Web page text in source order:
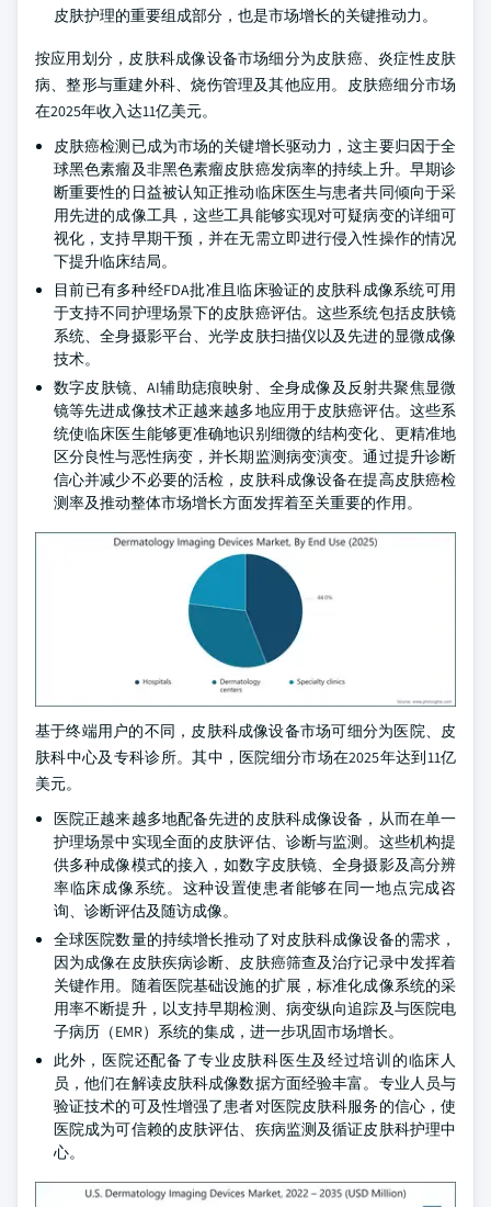
皮肤护理的重要组成部分，也是市场增长的关键推动力。
按应用划分，皮肤科成像设备市场细分为皮肤癌、炎症性皮肤
病、整形与重建外科、烧伤管理及其他应用。皮肤癌细分市场
在2025年收入达11亿美元。
皮肤癌检测已成为市场的关键增长驱动力，这主要归因于全
球黑色素瘤及非黑色素瘤皮肤癌发病率的持续上升。早期诊
断重要性的日益被认知正推动临床医生与患者共同倾向于采
用先进的成像工具，这些工具能够实现对可疑病变的详细可
视化，支持早期干预，并在无需立即进行侵入性操作的情况
下提升临床结局。
目前已有多种经FDA批准且临床验证的皮肤科成像系统可用
于支持不同护理场景下的皮肤癌评估。这些系统包括皮肤镜
系统、全身摄影平台、光学皮肤扫描仪以及先进的显微成像
技术。
数字皮肤镜、AI辅助痣痕映射、全身成像及反射共聚焦显微
镜等先进成像技术正越来越多地应用于皮肤癌评估。这些系
统使临床医生能够更准确地识别细微的结构变化、更精准地
区分良性与恶性病变，并长期监测病变演变。通过提升诊断
信心并减少不必要的活检，皮肤科成像设备在提高皮肤癌检
测率及推动整体市场增长方面发挥着至关重要的作用。
基于终端用户的不同，皮肤科成像设备市场可细分为医院、皮
肤科中心及专科诊所。其中，医院细分市场在2025年达到11亿
美元。
医院正越来越多地配备先进的皮肤科成像设备，从而在单一
护理场景中实现全面的皮肤评估、诊断与监测。这些机构提
供多种成像模式的接入，如数字皮肤镜、全身摄影及高分辨
率临床成像系统。这种设置使患者能够在同一地点完成咨
询、诊断评估及随访成像。
全球医院数量的持续增长推动了对皮肤科成像设备的需求，
因为成像在皮肤疾病诊断、皮肤癌筛查及治疗记录中发挥着
关键作用。随着医院基础设施的扩展，标准化成像系统的采
用率不断提升，以支持早期检测、病变纵向追踪及与医院电
子病历（EMR）系统的集成，进一步巩固市场增长。
此外，医院还配备了专业皮肤科医生及经过培训的临床人
员，他们在解读皮肤科成像数据方面经验丰富。专业人员与
验证技术的可及性增强了患者对医院皮肤科服务的信心，使
医院成为可信赖的皮肤评估、疾病监测及循证皮肤科护理中
心。